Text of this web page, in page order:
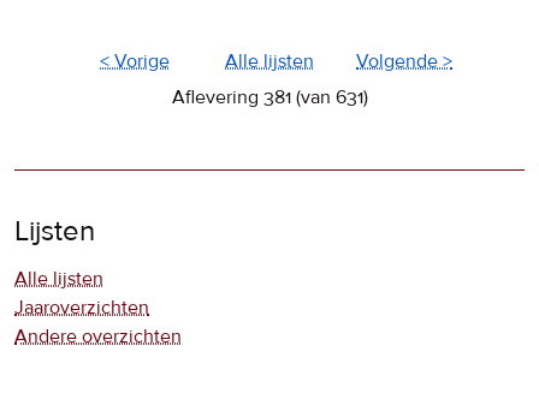
< Vorige Alle lijsten
Volgende >
Aflevering 381 (van 631)
Lijsten
Alle lijsten
Jaaroverzichten
Andere overzichten